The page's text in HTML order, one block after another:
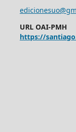
URL OAI-PMH
https://